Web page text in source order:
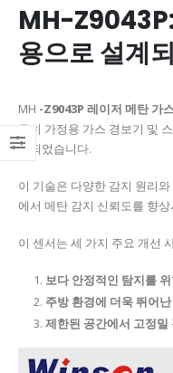
MH-
용으로 설계
MH -Z9043P 레이저 메탄 가
특히 가정용 가스 경보기 및
발되었습니다.
이 기술은 다양한 감지 원리
에서 메탄 감지 신뢰도를 향
이 센서는 세 가지 주요 개선
보다 안정적인 탐지를
주방 환경에 더욱 뛰어
제한된 공간에서 고정